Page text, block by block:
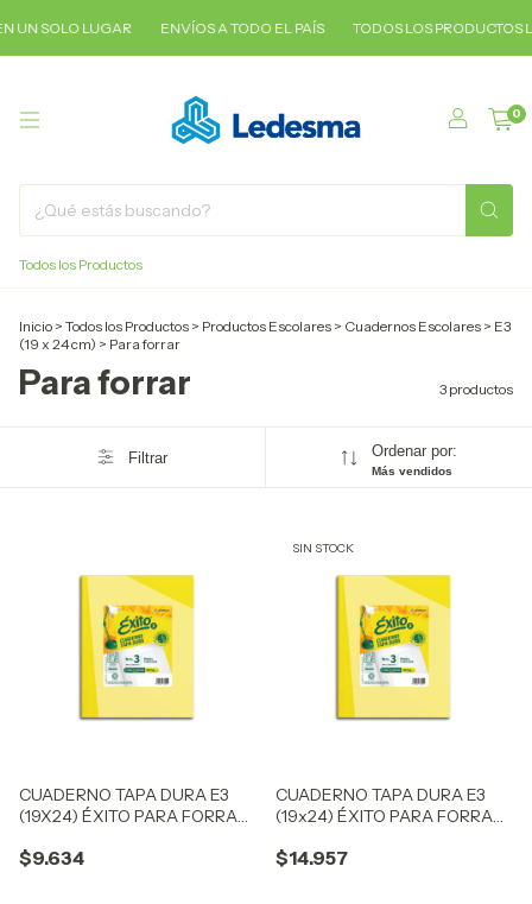
UN SOLO LUGAR ENVÍOS A TODO EL PAÍS TODOS LOS PRODUCTOS
0
Todos los Productos
Inicio > Todos los Productos > Productos Escolares > Cuadernos Escolares > E3
(19 x 24 cm) > Para forrar
Para forrar 3 productos
Filtrar Ordenar por:
Más vendidos
CUADERNO TAPA DURA E3
(19X24) ÉXITO PARA FORRAR
101955
$9.634
SIN STOCK
CUADERNO TAPA DURA E3
(19x24) ÉXITO PARA FORRAR
C: 101957
$14.957